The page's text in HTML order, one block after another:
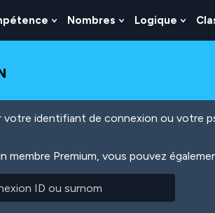
Show
Submenu
Nombres
Show
Submenu
Logique
Show
votre identifiant de connexion ou votre
membre Premium, vous pouvez